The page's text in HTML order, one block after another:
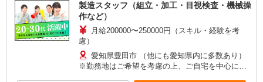
製造スタッフ（組立・加工・目視検査・機械操
作など）
月給200000〜250000円（スキル・経験を考
慮）
愛知県豊田市 （他にも愛知県内に多数あり）
※勤務地はご希望を考慮の上、ご自宅を中心に通